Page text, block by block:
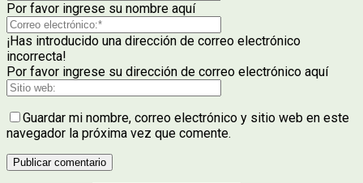
Por favor ingrese su nombre aquí
¡Has introducido una dirección de correo electrónico
incorrecta!
Por favor ingrese su dirección de correo electrónico aquí
Guardar mi nombre, correo electrónico y sitio web en este
navegador la próxima vez que comente.